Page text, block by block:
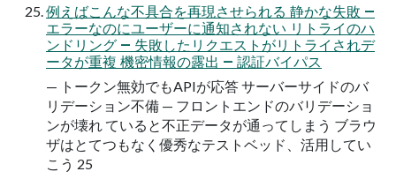
例えばこんな不具合を再現させられる 静かな失敗 —
エラーなのにユーザーに通知されない リトライのハ
ンドリング — 失敗したリクエストがリトライされデ
ータが重複 機密情報の露出 — 認証バイパス
— トークン無効でもAPIが応答 サーバーサイドのバ
リデーション不備 — フロントエンドのバリデーショ
ンが壊れ ていると不正データが通ってしまう ブラウ
ザはとてつもなく優秀なテストベッド、活用してい
こう 25